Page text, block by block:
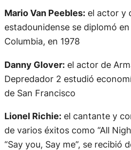
Mario Van Peebles:el actor y
estadounidense se diplomó
Columbia, en 1978
Danny Glover:el actor de
Depredador 2 estudió
de San Francisco
Lionel Richie:el cantante y
de varios éxitos como “All
“Say you, Say me”, se recibió